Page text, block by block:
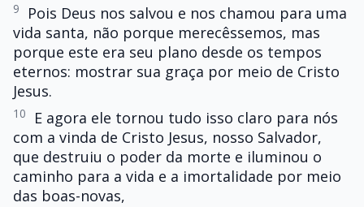
9
Pois Deus nos salvou e nos chamou para uma
vida santa, não porque merecêssemos, mas
porque este era seu plano desde os tempos
eternos: mostrar sua graça por meio de Cristo
Jesus.
10
E agora ele tornou tudo isso claro para nós
com a vinda de Cristo Jesus, nosso Salvador,
que destruiu o poder da morte e iluminou o
caminho para a vida e a imortalidade por meio
das boas-novas,